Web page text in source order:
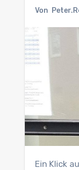
Von
Ein Klick